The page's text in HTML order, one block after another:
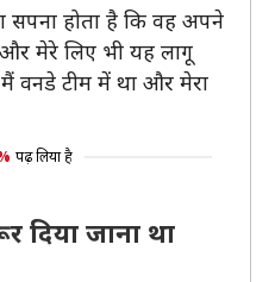
सपना होता है कि वह अपने
मेरे लिए भी यह लागू
वनडे टीम में था और मेरा
पढ़ लिया है
दिया जाना था